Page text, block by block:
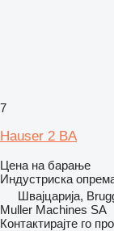
7
Hauser 2 BA
Цена на барање
Индустриска
Швајцарија,
Muller Machines SA
Контактирајте го